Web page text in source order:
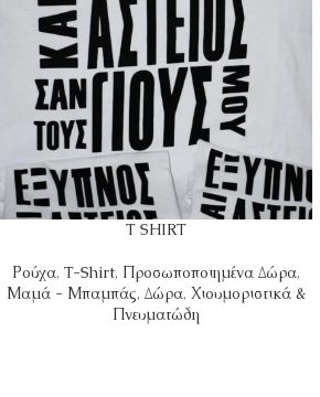
T SHIRT
Ρούχα, T-Shirt, Προσωποποιημένα Δώρα,
Μαμά - Μπαμπάς, Δώρα, Χιουμοριστικά &
Πνευματώδη